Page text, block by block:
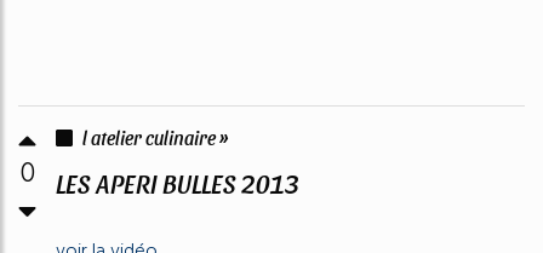
0
l atelier culinaire »
LES APERI BULLES 2013